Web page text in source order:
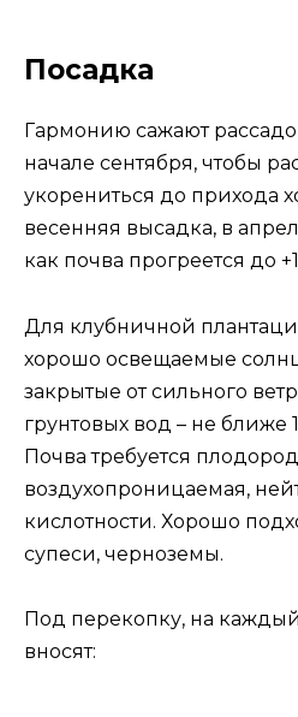
Посадка
Гармонию сажают
начале сентября, чтобы
укорениться до прихода
весенняя высадка, в
как почва прогреется до
Для клубничной
хорошо освещаемые
закрытые от сильного
грунтовых вод – не ближе
Почва требуется
воздухопроницаемая,
кислотности. Хорошо
супеси, черноземы.
Под перекопку, на каждый
вносят: